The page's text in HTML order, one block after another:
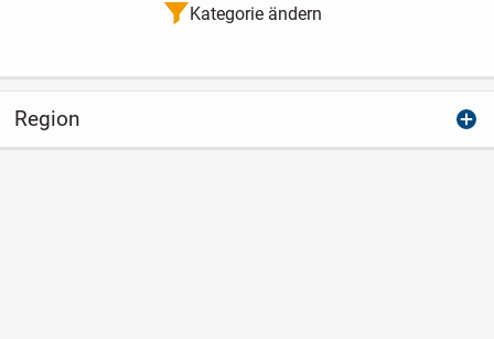
Kategorie ändern
Region